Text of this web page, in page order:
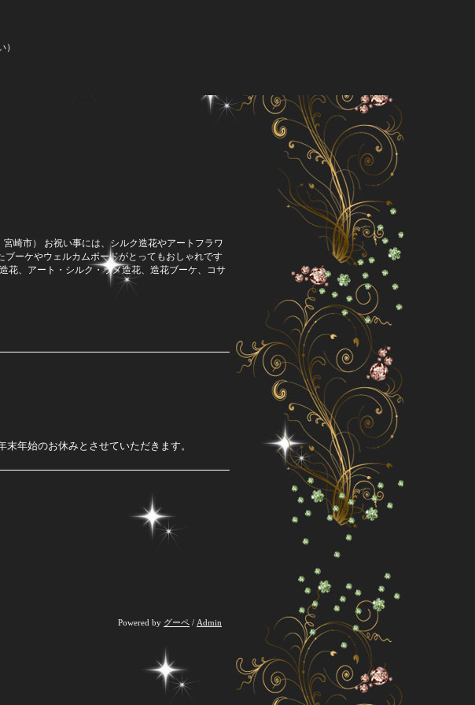
崎市） お祝い事には、シルク造花やアートフラワ
ーケやウェルカムボードがとってもおしゃれです
花、アート・シルク・ラメ造花、造花ブーケ、コサ
年始のお休みとさせていただきます。
Powered by グーペ / Admin